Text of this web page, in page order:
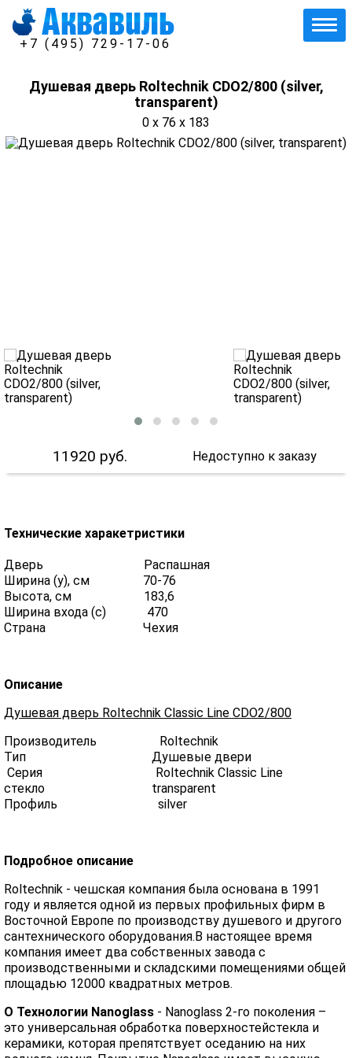
+7 (495) 729-17-06
Душевая дверь Roltechnik CDO2/800 (silver,
transparent)
0 x 76 x 183
11920 руб. Недоступно к заказу
Технические харакетристики
Дверь Распашная
Ширина (y), см 70-76
Высота, см 183,6
Ширина входа (с) 470
Страна Чехия
Описание
Душевая дверь Roltechnik Classic Line CDO2/800
Производитель Roltechnik
Тип Душевые двери
Серия Roltechnik Classic Line
стекло transparent
Профиль silver
Подробное описание
Roltechnik - чешская компания была основана в 1991
году и является одной из первых профильных фирм в
Восточной Европе по производству душевого и другого
сантехнического оборудования.В настоящее время
компания имеет два собственных завода с
производственными и складскими помещениями общей
площадью 12000 квадратных метров.
О Технологии Nanoglass - Nanoglass 2-го поколения –
это универсальная обработка поверхностейстекла и
керамики, которая препятствует оседанию на них